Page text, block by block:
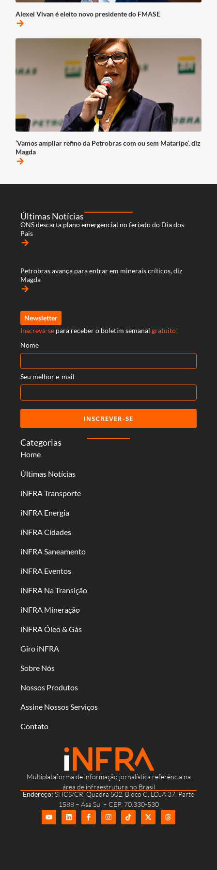
Alexei Vivan é eleito novo presidente do FMASE
arrow_forward
‘Vamos ampliar refino da Petrobras com ou sem Mataripe’, diz
Magda
arrow_forward
Multiplataforma de informação jornalística referência na
área de infraestrutura no Brasil
Endereço: SHCS/CR, Quadra 502, Bloco C, LOJA 37, Parte
1588 – Asa Sul – CEP: 70.330-530
Categorias
Home
Últimas Notícias
iNFRA Transporte
iNFRA Energia
iNFRA Cidades
iNFRA Saneamento
iNFRA Eventos
iNFRA Na Transição
iNFRA Mineração
iNFRA Óleo & Gás
Giro iNFRA
Sobre Nós
Nossos Produtos
Assine Nossos Serviços
Contato
Últimas Notícias
ONS descarta plano emergencial no feriado do Dia dos
Pais
arrow_forward
Petrobras avança para entrar em minerais críticos, diz
Magda
arrow_forward
Newsletter
Inscreva-se para receber o boletim semanal gratuito!
Nome
Seu melhor e-mail
INSCREVER-SE